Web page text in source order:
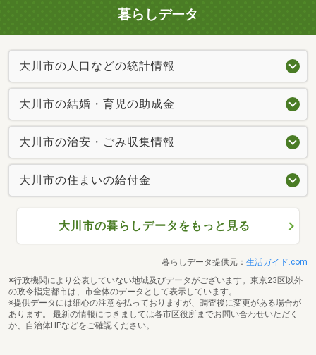
暮らしデータ
大川市の人口などの統計情報
大川市の結婚・育児の助成金
大川市の治安・ごみ収集情報
大川市の住まいの給付金
大川市の暮らしデータをもっと見る
暮らしデータ提供元： 生活ガイド.com
※行政機関により公表していない地域及びデータがございます。東京23区以外
の政令指定都市は、市全体のデータとして表示しています。
※提供データには細心の注意を払っておりますが、調査後に変更がある場合が
あります。 最新の情報につきましては各市区役所までお問い合わせいただく
か、自治体HPなどをご確認ください。